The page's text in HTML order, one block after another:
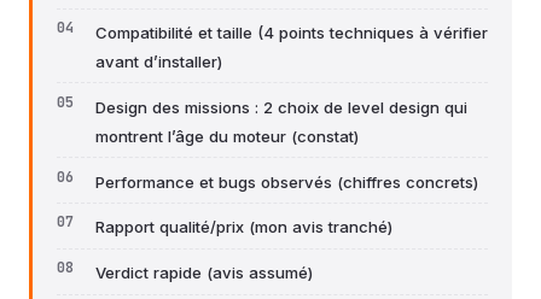
Compatibilité et taille (4 points techniques à vérifier
avant d’installer)
Design des missions : 2 choix de level design qui
montrent l’âge du moteur (constat)
Performance et bugs observés (chiffres concrets)
Rapport qualité/prix (mon avis tranché)
Verdict rapide (avis assumé)